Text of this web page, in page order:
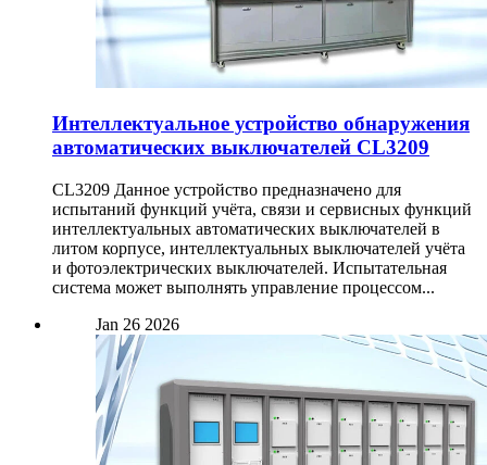
Интеллектуальное устройство обнаружения
автоматических выключателей CL3209
CL3209 Данное устройство предназначено для
испытаний функций учёта, связи и сервисных функций
интеллектуальных автоматических выключателей в
литом корпусе, интеллектуальных выключателей учёта
и фотоэлектрических выключателей. Испытательная
система может выполнять управление процессом...
Jan 26 2026